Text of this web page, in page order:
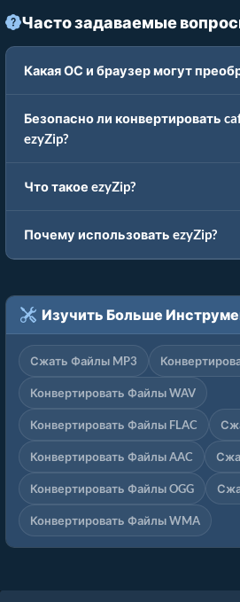
Часто задаваемые
Какая ОС и браузер могут
Безопасно ли конвертировать
ezyZip?
Что такое ezyZip?
Почему использовать ezyZip?
Изучить Больше
Сжать Файлы MP3
Конвертировать Файлы WAV
Конвертировать Файлы FLAC
Конвертировать Файлы AAC
Конвертировать Файлы OGG
Конвертировать Файлы WMA